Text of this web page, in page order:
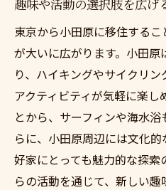
趣味や活動の選択肢を広げ
東京から小田原に移住する
が大いに広がります。小田
り、ハイキングやサイクリ
アクティビティが気軽に楽し
とから、サーフィンや海水
らに、小田原周辺には文化
好家にとっても魅力的な探
らの活動を通じて、新しい